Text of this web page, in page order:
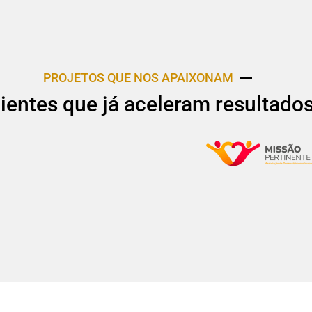
PROJETOS QUE NOS APAIXONAM
que já aceleram